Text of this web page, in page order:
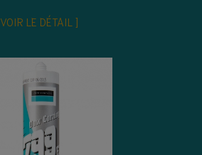
VOIR LE DÉTAIL